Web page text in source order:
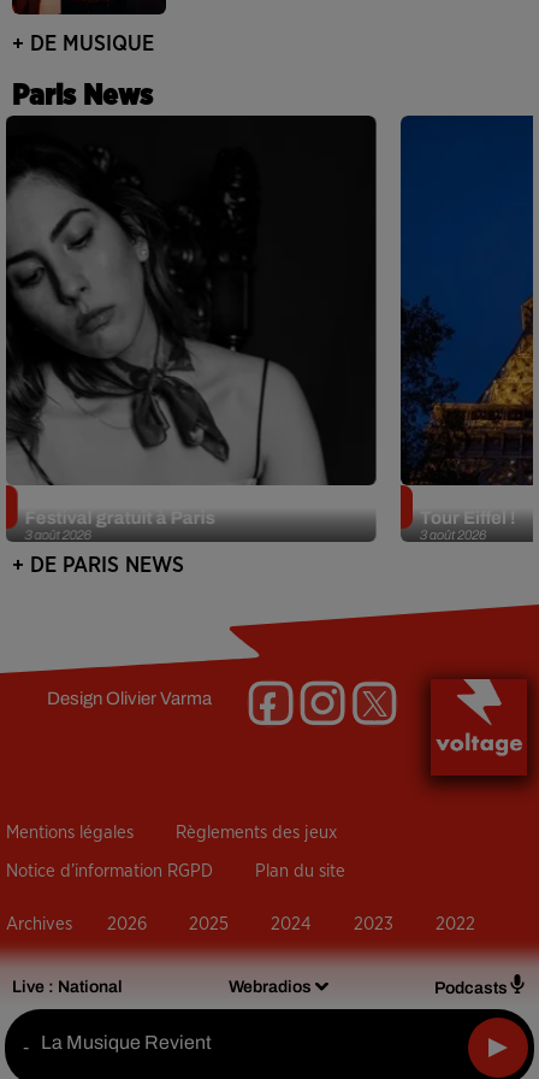
Live : National Webradios Podcasts
- La Musique Revient
+ DE MUSIQUE
Paris News
3 août 2026
Festival gratuit à Paris
3 août 2026
Tour Eiffel !
+ DE PARIS NEWS
DesignOlivier Varma
Mentions légales Règlements des jeux
Notice d’information RGPD Plan du site
Archives 2026 2025 2024 2023 2022